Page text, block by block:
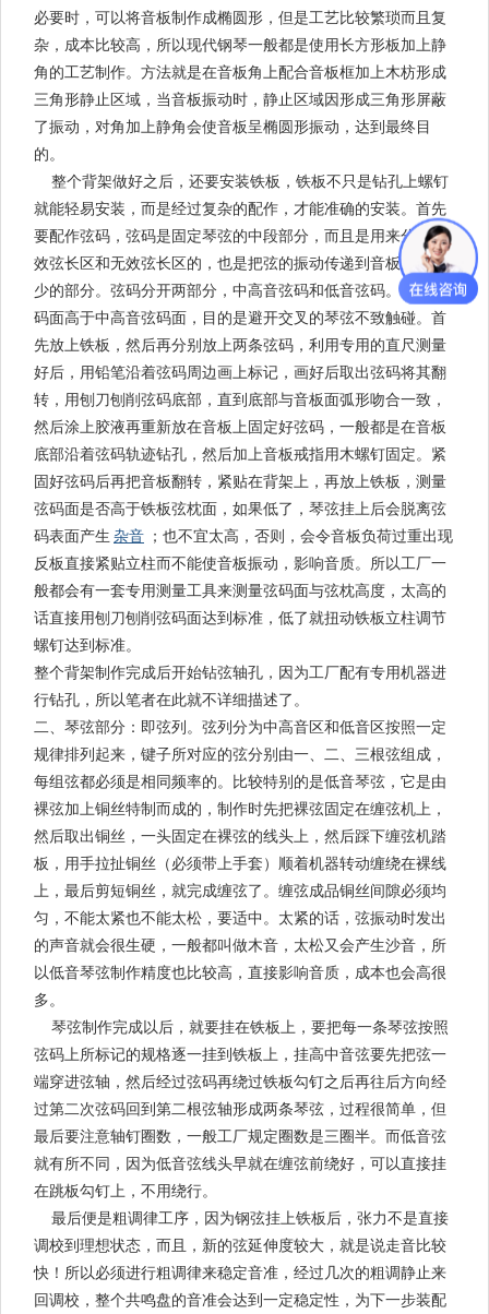
必要时，可以将音板制作成椭圆形，但是工艺比较繁琐而且复
杂，成本比较高，所以现代钢琴一般都是使用长方形板加上静
角的工艺制作。方法就是在音板角上配合音板框加上木枋形成
三角形静止区域，当音板振动时，静止区域因形成三角形屏蔽
了振动，对角加上静角会使音板呈椭圆形振动，达到最终目
的。
整个背架做好之后，还要安装铁板，铁板不只是钻孔上螺钉
就能轻易安装，而是经过复杂的配作，才能准确的安装。首先
要配作弦码，弦码是固定琴弦的中段部分，而且是用来分开有
效弦长区和无效弦长区的，也是把弦的振动传递到音板必不可
少的部分。弦码分开两部分，中高音弦码和低音弦码。低音弦
码面高于中高音弦码面，目的是避开交叉的琴弦不致触碰。首
先放上铁板，然后再分别放上两条弦码，利用专用的直尺测量
好后，用铅笔沿着弦码周边画上标记，画好后取出弦码将其翻
转，用刨刀刨削弦码底部，直到底部与音板面弧形吻合一致，
然后涂上胶液再重新放在音板上固定好弦码，一般都是在音板
底部沿着弦码轨迹钻孔，然后加上音板戒指用木螺钉固定。紧
固好弦码后再把音板翻转，紧贴在背架上，再放上铁板，测量
弦码面是否高于铁板弦枕面，如果低了，琴弦挂上后会脱离弦
码表面产生 杂音 ；也不宜太高，否则，会令音板负荷过重出现
反板直接紧贴立柱而不能使音板振动，影响音质。所以工厂一
般都会有一套专用测量工具来测量弦码面与弦枕高度，太高的
话直接用刨刀刨削弦码面达到标准，低了就扭动铁板立柱调节
螺钉达到标准。
整个背架制作完成后开始钻弦轴孔，因为工厂配有专用机器进
行钻孔，所以笔者在此就不详细描述了。
二、琴弦部分：即弦列。弦列分为中高音区和低音区按照一定
规律排列起来，键子所对应的弦分别由一、二、三根弦组成，
每组弦都必须是相同频率的。比较特别的是低音琴弦，它是由
裸弦加上铜丝特制而成的，制作时先把裸弦固定在缠弦机上，
然后取出铜丝，一头固定在裸弦的线头上，然后踩下缠弦机踏
板，用手拉扯铜丝（必须带上手套）顺着机器转动缠绕在裸线
上，最后剪短铜丝，就完成缠弦了。缠弦成品铜丝间隙必须均
匀，不能太紧也不能太松，要适中。太紧的话，弦振动时发出
的声音就会很生硬，一般都叫做木音，太松又会产生沙音，所
以低音琴弦制作精度也比较高，直接影响音质，成本也会高很
多。
琴弦制作完成以后，就要挂在铁板上，要把每一条琴弦按照
弦码上所标记的规格逐一挂到铁板上，挂高中音弦要先把弦一
端穿进弦轴，然后经过弦码再绕过铁板勾钉之后再往后方向经
过第二次弦码回到第二根弦轴形成两条琴弦，过程很简单，但
最后要注意轴钉圈数，一般工厂规定圈数是三圈半。而低音弦
就有所不同，因为低音弦线头早就在缠弦前绕好，可以直接挂
在跳板勾钉上，不用绕行。
最后便是粗调律工序，因为钢弦挂上铁板后，张力不是直接
调校到理想状态，而且，新的弦延伸度较大，就是说走音比较
快！所以必须进行粗调律来稳定音准，经过几次的粗调静止来
回调校，整个共鸣盘的音准会达到一定稳定性，为下一步装配